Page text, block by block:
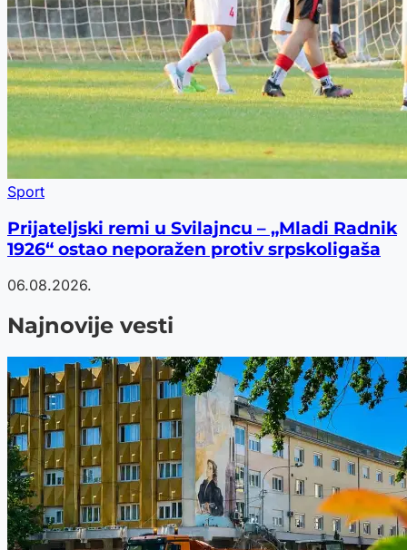
Sport
Prijateljski remi u Svilajncu – „Mladi Radnik
1926“ ostao neporažen protiv srpskoligaša
06.08.2026.
Najnovije vesti